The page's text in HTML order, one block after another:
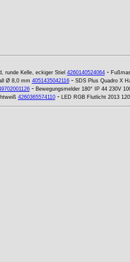
runde Kelle, eckiger Stiel 4260140524064-
Ø 8,0 mm 4051435042116- SDS Plus Quadro X
- Bewegungsmelder 180° IP 44 230V
4260365574110- LED RGB Flutlicht 2013